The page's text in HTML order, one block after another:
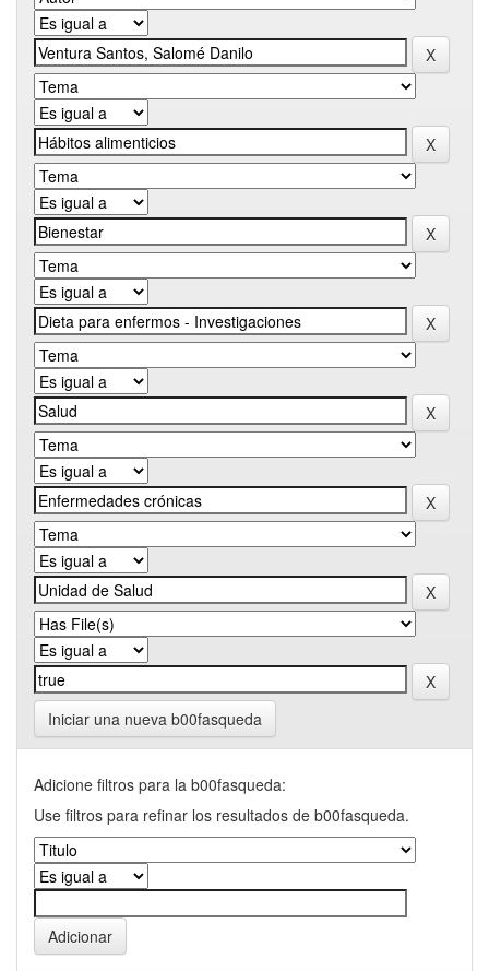
Iniciar una nueva b00fasqueda
Adicione filtros para la b00fasqueda:
Use filtros para refinar los resultados de b00fasqueda.